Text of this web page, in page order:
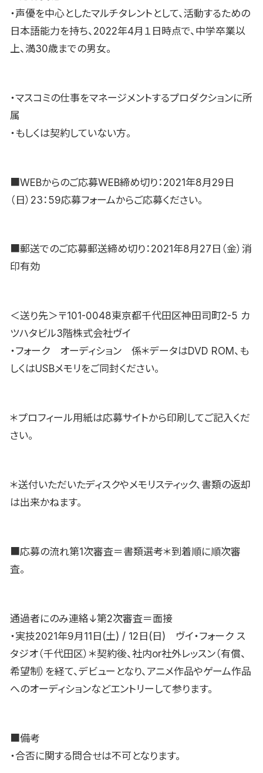
・声優を中心としたマルチタレントとして、活動するための
日本語能力を持ち、2022年4月１日時点で、中学卒業以
上、満30歳までの男女。
・マスコミの仕事をマネージメントするプロダクションに所
属
・もしくは契約していない方。
■WEBからのご応募WEB締め切り：2021年8月29日
（日）23：59応募フォームからご応募ください。
■郵送でのご応募郵送締め切り：2021年8月27日（金）消
印有効
＜送り先＞〒101-0048東京都千代田区神田司町2-5 カ
ツハタビル3階株式会社ヴイ
・フォーク オーディション 係＊データはDVD ROM、も
しくはUSBメモリをご同封ください。
＊プロフィール用紙は応募サイトから印刷してご記入くだ
さい。
＊送付いただいたディスクやメモリスティック、書類の返却
は出来かねます。
■応募の流れ第1次審査＝書類選考＊到着順に順次審
査。
通過者にのみ連絡↓第2次審査＝面接
・実技2021年9月11日(土) / 12日(日) ヴイ・フォーク ス
タジオ（千代田区）＊契約後、社内or社外レッスン（有償、
希望制）を経て、デビューとなり、アニメ作品やゲーム作品
へのオーディションなどエントリーして参ります。
■備考
・合否に関する問合せは不可となります。